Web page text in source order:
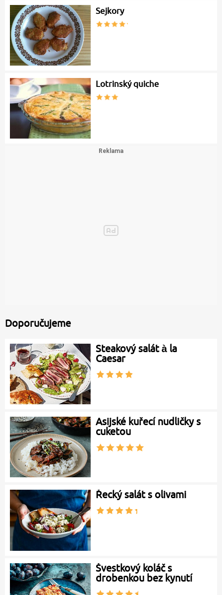
Sejkory
Lotrinský quiche
Doporučujeme
Steakový salát à la
Caesar
Asijské kuřecí nudličky s
cuketou
Řecký salát s olivami
Švestkový koláč s
drobenkou bez kynutí